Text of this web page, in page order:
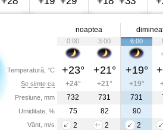
Temperatură, °C
Se simte ca
Presiune, mm
Umiditate, %
Vânt, m/s
noaptea
0:00 3:00 6:00
+23° +21° +19°
+24° +21° +19°
732
731 731
75
82 90
2
2 2